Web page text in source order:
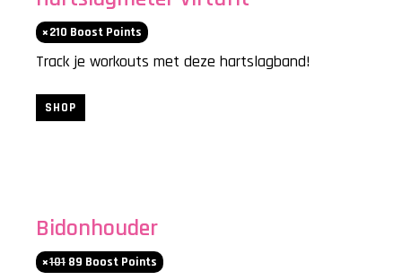
210 Boost Points
Track je workouts met deze hartslagband!
SHOP
Bidonhouder
101 89 Boost Points